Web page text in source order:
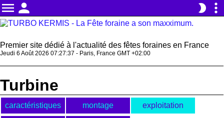
menu person brightness_2 more_vert
Premier site dédié à l'actualité des fêtes foraines en France
Jeudi 6 Août 2026 07:27:38 - Paris, France GMT +02:00
Turbine
caractéristiques montage exploitation